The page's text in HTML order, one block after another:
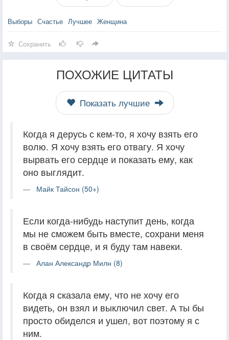
Выборы Счастье Лучшее Женщина
Сохранить
ПОХОЖИЕ ЦИТАТЫ
Показать лучшие
Когда я дерусь с кем-то, я хочу взять его
волю. Я хочу взять его отвагу. Я хочу
вырвать его сердце и показать ему, как
оно выглядит.
Майк Тайсон (50+)
Если когда-нибудь наступит день, когда
мы не сможем быть вместе, сохрани меня
в своём сердце, и я буду там навеки.
Алан Александр Милн (8)
Когда я сказала ему, что не хочу его
видеть, он взял и выключил свет. А ты бы
просто обиделся и ушел, вот поэтому я с
ним.